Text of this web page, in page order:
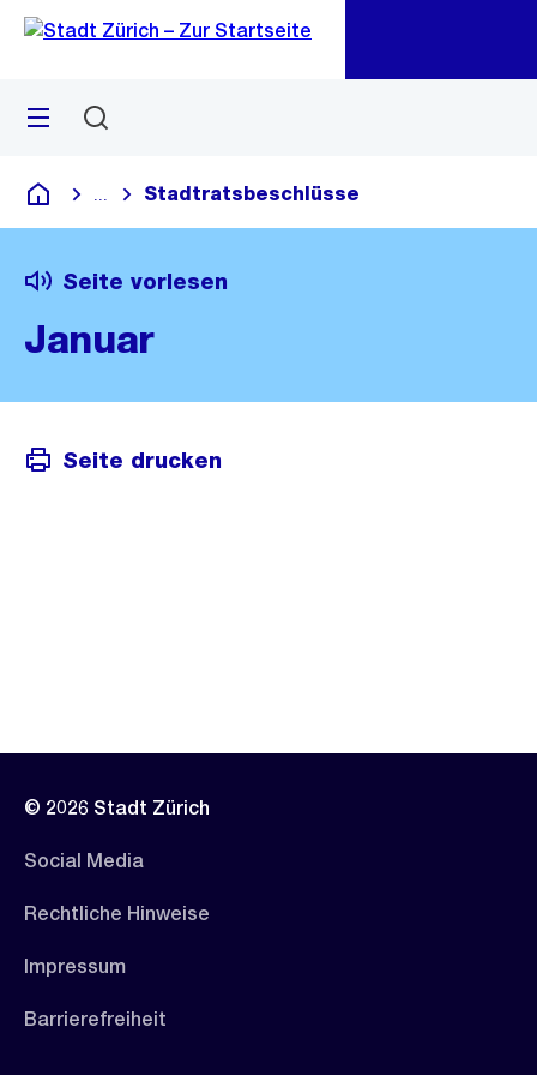
Navigation
Sprunglink
Menü
Deutsch
Blende alle Breadcrumbs ein
Stadtratsbeschlüsse
Seite vorlesen
Januar
Seite drucken
© 2026 Stadt Zürich
Social Media
Rechtliche Hinweise
Impressum
Barrierefreiheit